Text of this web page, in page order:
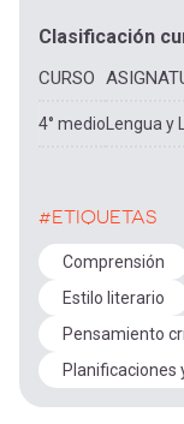
Clasificación
CURSO
4° medio Lengua y
#ETIQUETAS
Comprensión
Estilo literario
Pensamiento
Planificaciones